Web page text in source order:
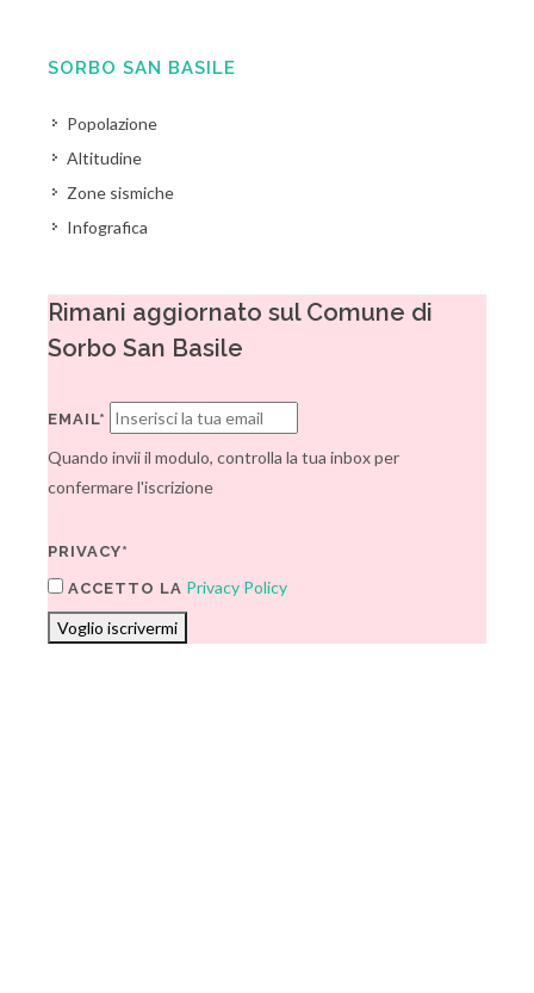
SORBO SAN BASILE
Popolazione
Altitudine
Zone sismiche
Infografica
Rimani aggiornato sul Comune di
Sorbo San Basile
EMAIL*
Quando invii il modulo, controlla la tua inbox per
confermare l'iscrizione
PRIVACY*
ACCETTO LA Privacy Policy
Voglio iscrivermi